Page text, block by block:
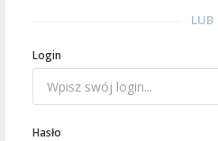
LUB
Login
Hasło